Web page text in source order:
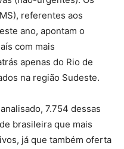
referentes aos
ano, apontam o
com mais
apenas do Rio de
na região Sudeste.
7.754 dessas
brasileira que mais
já que também oferta